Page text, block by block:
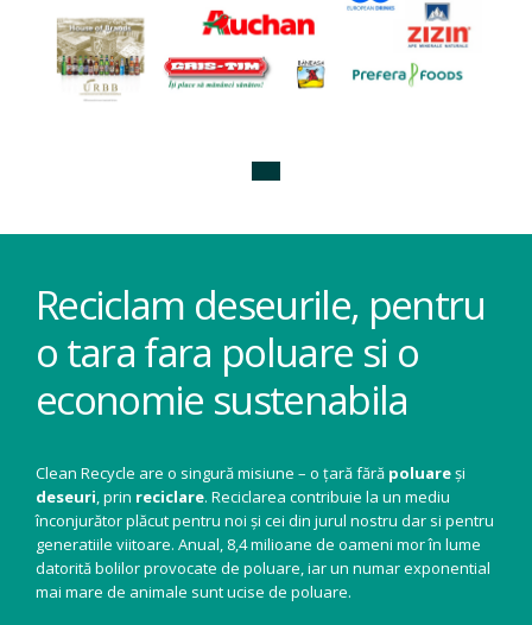
Reciclam deseurile, pentru
o tara fara poluare si o
economie sustenabila
Clean Recycle are o singură misiune – o țară fără poluareși
deseuri, prin reciclare. Reciclarea contribuie la un mediu
înconjurător plăcut pentru noi și cei din jurul nostru dar si pentru
generatiile viitoare. Anual, 8,4 milioane de oameni mor în lume
datorită bolilor provocate de poluare, iar un numar exponential
mai mare de animale sunt ucise de poluare.